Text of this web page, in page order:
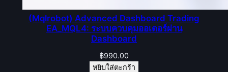
(Mqlrobot) Advanced Dashboard Trading
EA_MQL4: ระบบควบคุมออเดอร์ผ่าน
Dashboard
฿990.00
หยิบใส่ตะกร้า